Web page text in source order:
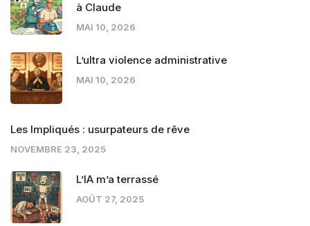
à Claude
MAI 10, 2026
L’ultra violence administrative
MAI 10, 2026
Les Impliqués : usurpateurs de rêve
NOVEMBRE 23, 2025
L’IA m’a terrassé
AOÛT 27, 2025